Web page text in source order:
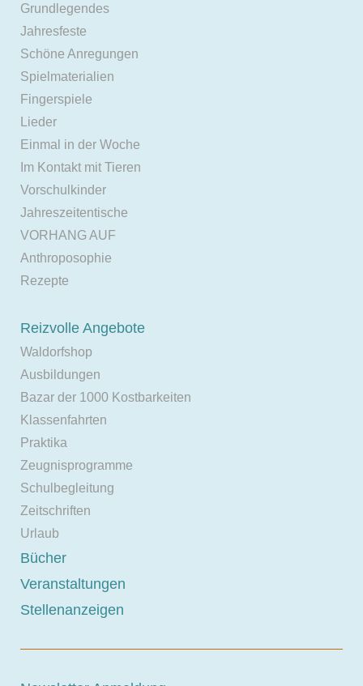
Grundlegendes
Jahresfeste
Schöne Anregungen
Spielmaterialien
Fingerspiele
Lieder
Einmal in der Woche
Im Kontakt mit Tieren
Vorschulkinder
Jahreszeitentische
VORHANG AUF
Anthroposophie
Rezepte
Reizvolle Angebote
Waldorfshop
Ausbildungen
Bazar der 1000 Kostbarkeiten
Klassenfahrten
Praktika
Zeugnisprogramme
Schulbegleitung
Zeitschriften
Urlaub
Bücher
Veranstaltungen
Stellenanzeigen